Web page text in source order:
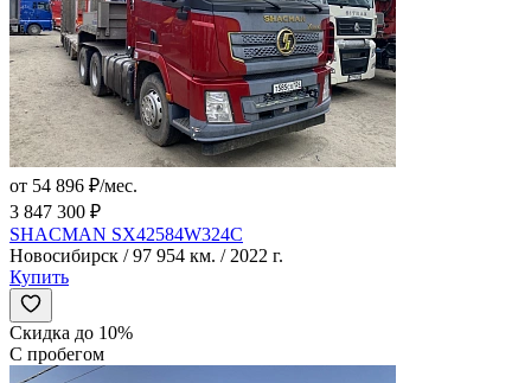
от 54 896 ₽/мес.
3 847 300 ₽
SHACMAN SX42584W324C
Новосибирск / 97 954 км. / 2022 г.
Купить
Скидка до 10%
С пробегом